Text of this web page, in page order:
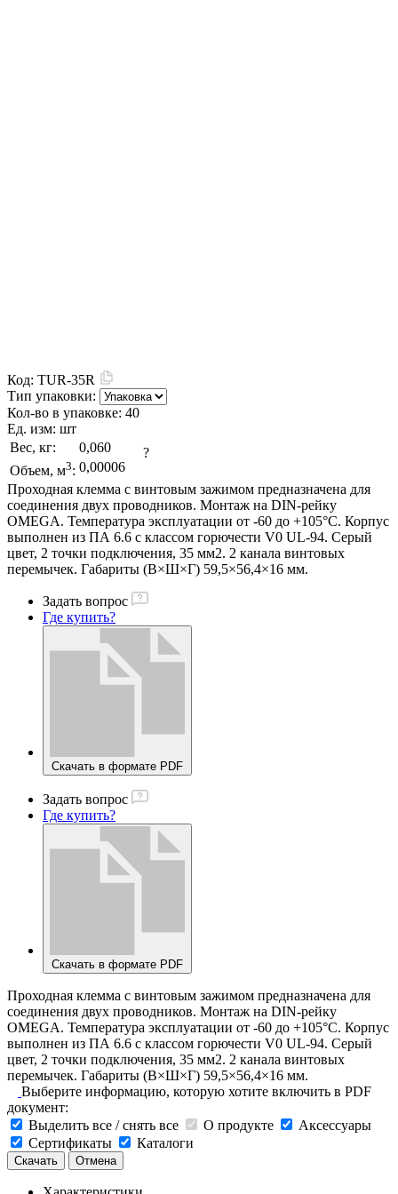
Код: TUR-35R
Тип упаковки:
Кол-во в упаковке: 40
Ед. изм: шт
Вес, кг:
0,060
Объем, м3: 0,00006
?
Проходная клемма с винтовым зажимом предназначена для
соединения двух проводников. Монтаж на DIN-рейку
OMEGA. Температура эксплуатации от -60 до +105°C. Корпус
выполнен из ПА 6.6 с классом горючести V0 UL-94. Серый
цвет, 2 точки подключения, 35 мм2. 2 канала винтовых
перемычек. Габариты (В×Ш×Г) 59,5×56,4×16 мм.
Задать вопрос
Где купить?
Скачать в формате PDF
Задать вопрос
Где купить?
Скачать в формате PDF
Проходная клемма с винтовым зажимом предназначена для
соединения двух проводников. Монтаж на DIN-рейку
OMEGA. Температура эксплуатации от -60 до +105°C. Корпус
выполнен из ПА 6.6 с классом горючести V0 UL-94. Серый
цвет, 2 точки подключения, 35 мм2. 2 канала винтовых
перемычек. Габариты (В×Ш×Г) 59,5×56,4×16 мм.
Выберите информацию, которую хотите включить в PDF
документ:
Выделить все / снять все
О продукте
Аксессуары
Сертификаты
Каталоги
Скачать Отмена